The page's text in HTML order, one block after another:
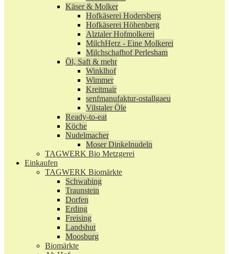
Käser & Molker
Hofkäserei Hodersberg
Hofkäserei Höhenberg
Alztaler Hofmolkerei
MilchHerz - Eine Molkerei
Milchschafhof Perlesham
Öl, Saft & mehr
Winklhof
Wimmer
Kreitmair
senfmanufaktur-ostallgaeu
Vilstaler Öle
Ready-to-eat
Köche
Nudelmacher
Moser Dinkelnudeln
TAGWERK Bio Metzgerei
Einkaufen
TAGWERK Biomärkte
Schwabing
Traunstein
Dorfen
Erding
Freising
Landshut
Moosburg
Biomärkte